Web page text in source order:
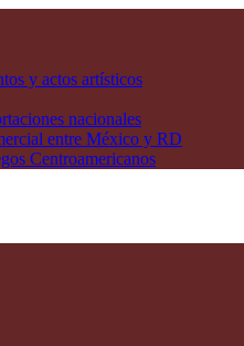
y actos artísticos
nacionales
entre México y RD
Centroamericanos